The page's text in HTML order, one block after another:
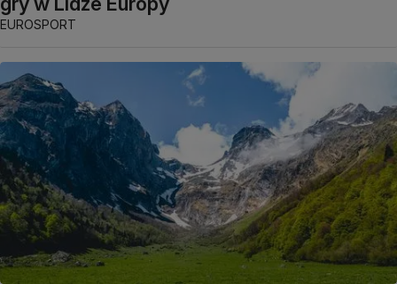
EUROSPORT